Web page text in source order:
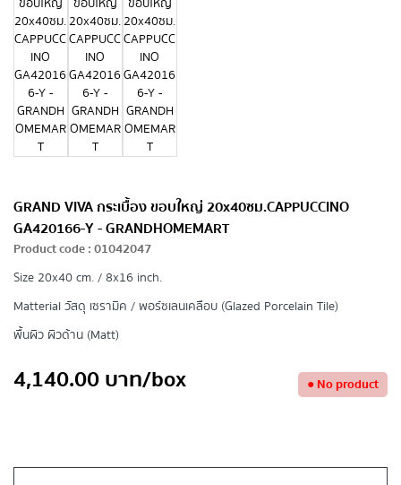
GRAND VIVA กระเบื้อง ขอบใหญ่ 20x40ซม.CAPPUCCINO
GA420166-Y - GRANDHOMEMART
Product code:01042047
Size 20x40 cm. / 8x16 inch.
Matterial วัสดุ เซรามิค / พอร์ซเลนเคลือบ (Glazed Porcelain Tile)
พื้นผิว ผิวด้าน (Matt)
4,140.00บาท/box ●No product